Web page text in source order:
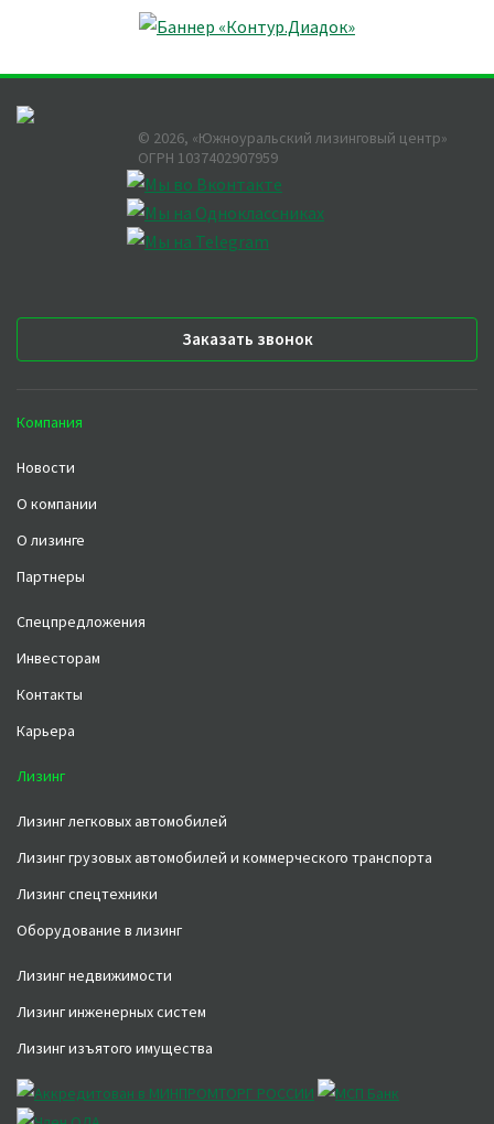
© 2026, «Южноуральский лизинговый центр»
ОГРН 1037402907959
Заказать звонок
Компания
Новости
О компании
О лизинге
Партнеры
Спецпредложения
Инвесторам
Контакты
Карьера
Лизинг
Лизинг легковых автомобилей
Лизинг грузовых автомобилей и коммерческого транспорта
Лизинг спецтехники
Оборудование в лизинг
Лизинг недвижимости
Лизинг инженерных систем
Лизинг изъятого имущества